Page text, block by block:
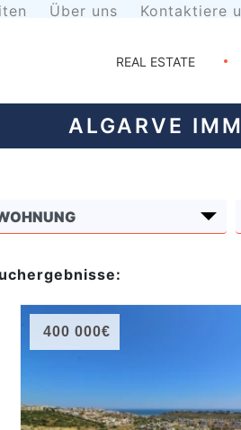
Über uns Kontaktiere
REAL ESTATE
ALGARVE
400 000€